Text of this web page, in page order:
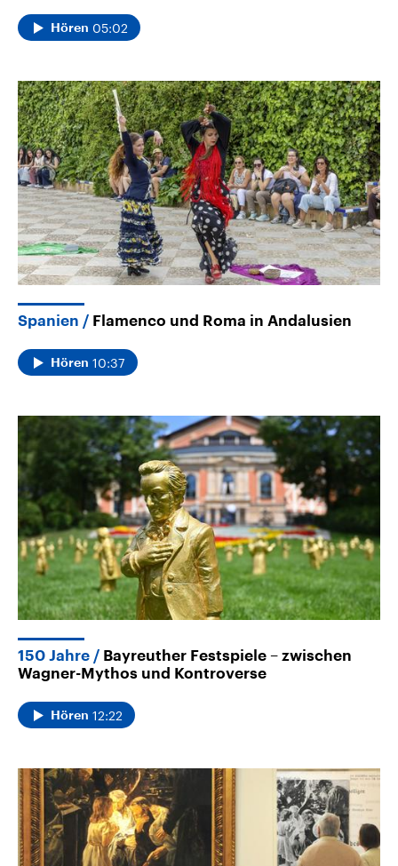
Hören 05:02
Spanien Flamenco und Roma in Andalusien
Hören 10:37
150 Jahre
Bayreuther Festspiele – zwischen
Wagner-Mythos und Kontroverse
Hören 12:22